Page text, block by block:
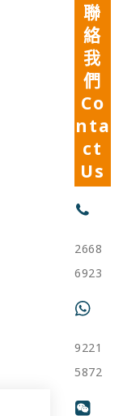
聯
絡
我
們
Co
nta
ct
Us
2668
6923
9221
5872